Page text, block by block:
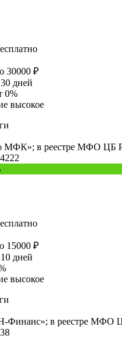
30000 ₽
дней
0%
высокое
МФК»; в реестре МФО ЦБ
15000 ₽
дней
высокое
в реестре МФО